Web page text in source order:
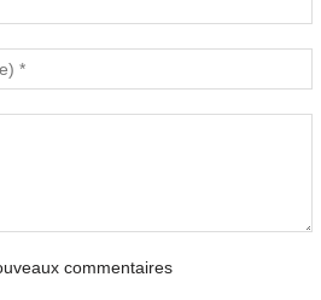
commentaires